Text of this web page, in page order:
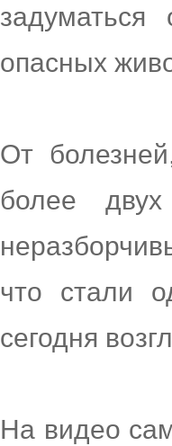
опасных
От
более
что стали
сегодня
На видео